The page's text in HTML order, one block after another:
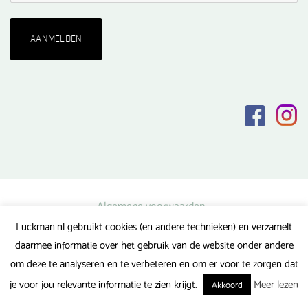
Algemene voorwaarden
Privacy verklaring
Veel gestelde vragen
Luckman.nl gebruikt cookies (en andere technieken) en verzamelt
daarmee informatie over het gebruik van de website onder andere
om deze te analyseren en te verbeteren en om er voor te zorgen dat
je voor jou relevante informatie te zien krijgt.
Akkoord Meer lezen